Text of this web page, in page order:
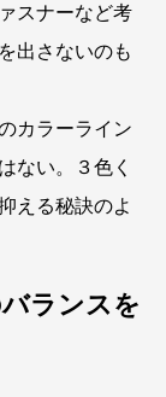
スナーなど考
出さないのも
カラーライン
ない。３色く
える秘訣のよ
ランスを